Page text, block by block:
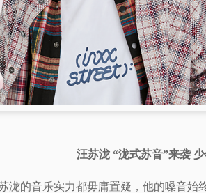
汪苏泷 “泷式苏音”来袭
泷的音乐实力都毋庸置疑，他的嗓音始